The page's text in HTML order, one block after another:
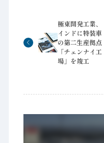
極東開発工業、
インドに特装車
の第二生産拠点
「チェンナイ工
場」を竣工